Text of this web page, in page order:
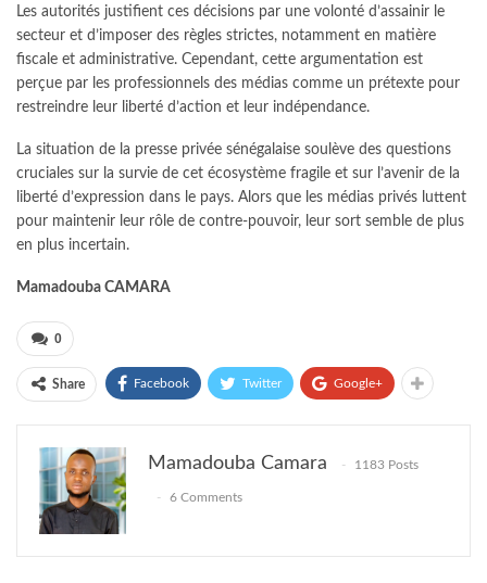
Les autorités justifient ces décisions par une volonté d’assainir le
secteur et d’imposer des règles strictes, notamment en matière
fiscale et administrative. Cependant, cette argumentation est
perçue par les professionnels des médias comme un prétexte pour
restreindre leur liberté d’action et leur indépendance.
La situation de la presse privée sénégalaise soulève des questions
cruciales sur la survie de cet écosystème fragile et sur l’avenir de la
liberté d’expression dans le pays. Alors que les médias privés luttent
pour maintenir leur rôle de contre-pouvoir, leur sort semble de plus
en plus incertain.
Mamadouba CAMARA
0
Share Facebook Twitter Google+
Mamadouba Camara 1183 Posts
6 Comments